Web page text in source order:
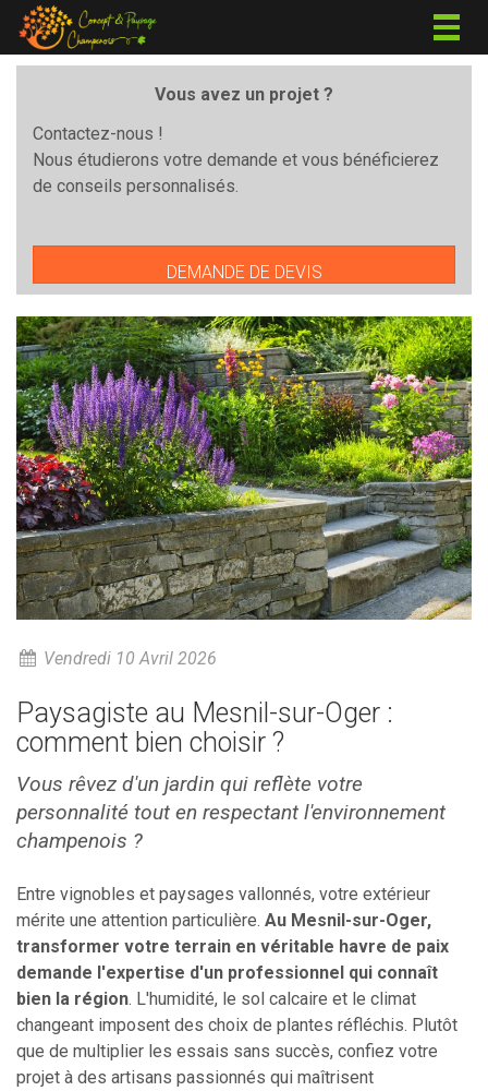
Vous avez un projet ?
Contactez-nous !
Nous étudierons votre demande et vous bénéficierez
de conseils personnalisés.
DEMANDE DE DEVIS
Vendredi 10 Avril 2026
Paysagiste au Mesnil-sur-Oger :
comment bien choisir ?
Vous rêvez d'un jardin qui reflète votre
personnalité tout en respectant l'environnement
champenois ?
Entre vignobles et paysages vallonnés, votre extérieur
mérite une attention particulière. Au Mesnil-sur-Oger,
transformer votre terrain en véritable havre de paix
demande l'expertise d'un professionnel qui connaît
bien la région. L'humidité, le sol calcaire et le climat
changeant imposent des choix de plantes réfléchis. Plutôt
que de multiplier les essais sans succès, confiez votre
projet à des artisans passionnés qui maîtrisent